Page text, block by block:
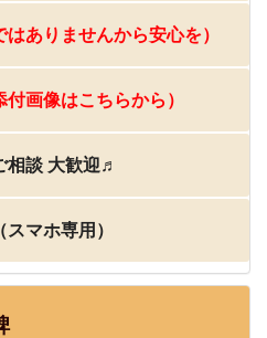
はありませんから安心を）
付画像はこちらから）
相談 大歓迎♬
マホ専用）